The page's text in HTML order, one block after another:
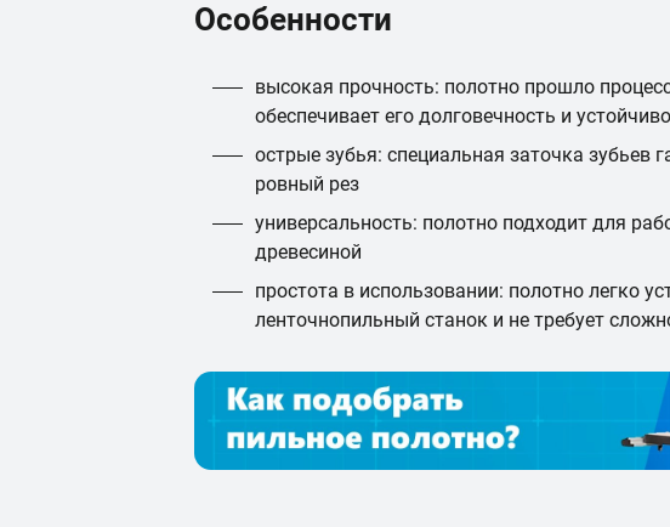
Особенности
высокая прочность: полотно прошло
обеспечивает его долговечность и
острые зубья: специальная заточка зубьев
ровный рез
универсальность: полотно подходит для
древесиной
простота в использовании: полотно легко
ленточнопильный станок и не требует